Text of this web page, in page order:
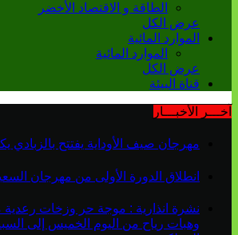
الطاقة و الاقتصاد الأخضر
عرض الكل
الموارد المائية
الموارد المائية
عرض الكل
قناة البيئة
آخـــر الأخبـــار
مهرجان صيف الأوداية يفتتح
انطلاق الدورة الأولى من مهرجان
نشرة انذارية : موجة حر وزخات رعدية
وهبات رياح من اليوم الخميس إلى